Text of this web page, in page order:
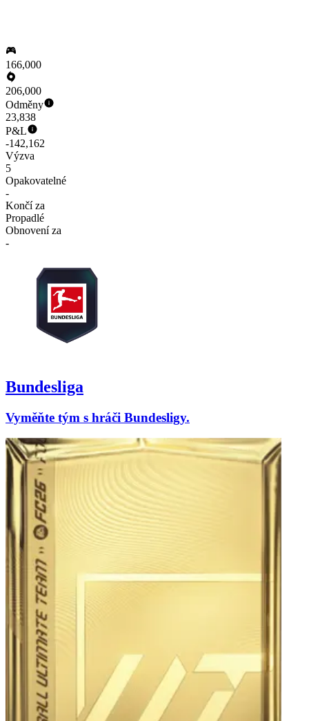
166,000
206,000
Odměny
23,838
P&L
-142,162
Výzva
5
Opakovatelné
-
Končí za
Propadlé
Obnovení za
-
Bundesliga
Vyměňte tým s hráči Bundesligy.